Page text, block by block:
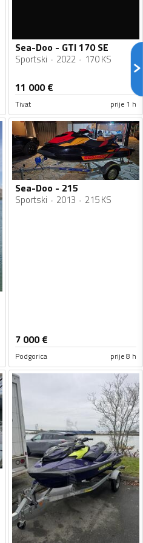
Sea-Doo - GTI 170 SE
Sportski 2022 170 KS
11 000€
Tivat prije 1 h
Sea-Doo - 215
Sportski 2013 215 KS
7 000€
Podgorica prije 8 h